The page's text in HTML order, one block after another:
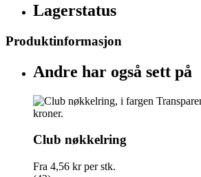
Lagerstatus
Produktinformasjon
Andre har også sett på
Club nøkkelring
Fra 4,56 krper stk.